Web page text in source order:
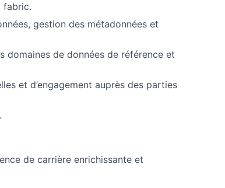
fabric.
gestion des métadonnées et
domaines de données de référence et
et d’engagement auprès des parties
de carrière enrichissante et